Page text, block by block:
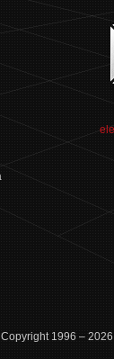
1996 – 2026